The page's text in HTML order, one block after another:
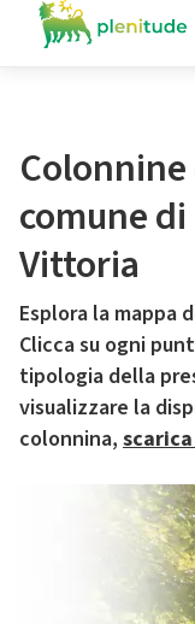
comune
Vittoria
Esplora la mappa
Clicca su ogni
tipologia della
visualizzare la
colonnina,